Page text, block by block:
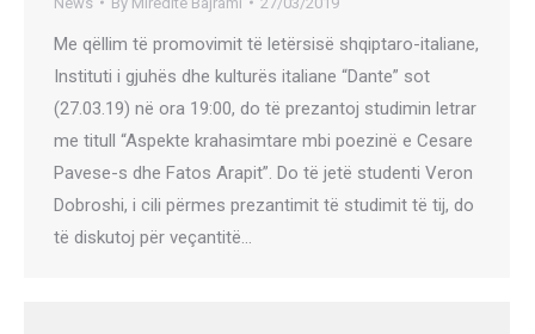
Me qëllim të promovimit të letërsisë shqiptaro-italiane,
Instituti i gjuhës dhe kulturës italiane “Dante” sot
(27.03.19) në ora 19:00, do të prezantoj studimin letrar
me titull “Aspekte krahasimtare mbi poezinë e Cesare
Pavese-s dhe Fatos Arapit”. Do të jetë studenti Veron
Dobroshi, i cili përmes prezantimit të studimit të tij, do
të diskutoj për veçantitë…